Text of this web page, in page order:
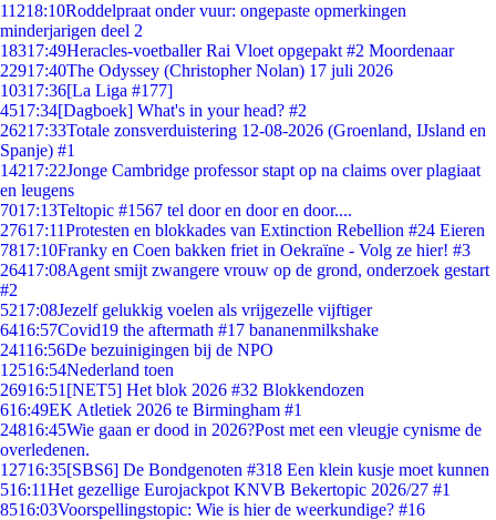
11218:10Roddelpraat onder vuur: ongepaste opmerkingen
minderjarigen deel 2
18317:49Heracles-voetballer Rai Vloet opgepakt #2 Moordenaar
22917:40The Odyssey (Christopher Nolan) 17 juli 2026
10317:36[La Liga #177]
4517:34[Dagboek] What's in your head? #2
26217:33Totale zonsverduistering 12-08-2026 (Groenland, IJsland en
Spanje) #1
14217:22Jonge Cambridge professor stapt op na claims over plagiaat
en leugens
7017:13Teltopic #1567 tel door en door en door....
27617:11Protesten en blokkades van Extinction Rebellion #24 Eieren
7817:10Franky en Coen bakken friet in Oekraïne - Volg ze hier! #3
26417:08Agent smijt zwangere vrouw op de grond, onderzoek gestart
#2
5217:08Jezelf gelukkig voelen als vrijgezelle vijftiger
6416:57Covid19 the aftermath #17 bananenmilkshake
24116:56De bezuinigingen bij de NPO
12516:54Nederland toen
26916:51 [NET5] Het blok 2026 #32 Blokkendozen
616:49EK Atletiek 2026 te Birmingham #1
24816:45Wie gaan er dood in 2026?Post met een vleugje cynisme de
overledenen.
12716:35[SBS6] De Bondgenoten #318 Een klein kusje moet kunnen
516:11Het gezellige Eurojackpot KNVB Bekertopic 2026/27 #1
8516:03Voorspellingstopic: Wie is hier de weerkundige? #16